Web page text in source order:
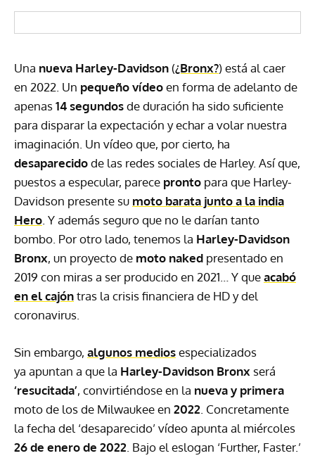
Una nueva Harley-Davidson(¿Bronx?) está al caer
en 2022. Un pequeño vídeoen forma de adelanto de
apenas14 segundosde duración ha sido suficiente
para disparar la expectación y echar a volar nuestra
imaginación. Un vídeo que, por cierto, ha
desaparecidode las redes sociales de Harley. Así que,
puestos a especular, parece pronto para que Harley-
Davidson presente su moto barata junto a la india
Hero . Y además seguro que no le darían tanto
bombo. Por otro lado, tenemos la Harley-Davidson
Bronx, un proyecto de moto naked presentado en
2019 con miras a ser producido en 2021… Y queacabó
en el cajóntras la crisis financiera de HD y del
coronavirus.
Sin embargo, algunos mediosespecializados
ya apuntan a que la Harley-Davidson Bronx será
‘resucitada’, convirtiéndose en la nueva y primera
moto de los de Milwaukee en 2022 . Concretamente
la fecha del ‘desaparecido’ vídeo apunta al miércoles
26 de enero de 2022 . Bajo el eslogan ‘Further, Faster.’